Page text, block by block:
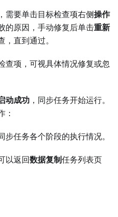
需要单击目标检查项右侧操作
的原因，手动修复后单击重新
直到通过。
查项，可视具体情况修复或忽
动成功 ，同步任务开始运行。
：
步任务各个阶段的执行情况。
以返回数据复制任务列表页